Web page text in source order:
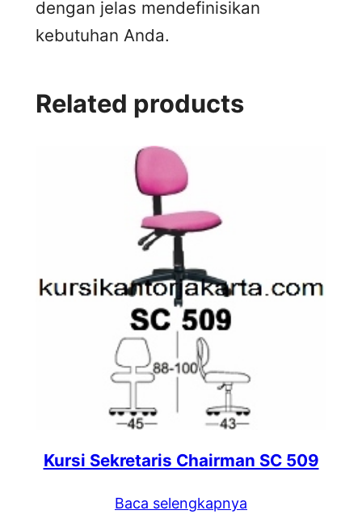
dengan jelas mendefinisikan
kebutuhan Anda.
Related products
Kursi Sekretaris Chairman SC 509
Baca selengkapnya